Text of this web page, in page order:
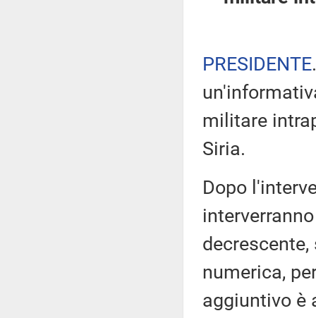
PRESIDENTE
militare
Siria.
Dopo
numerica,
aggiuntivo è